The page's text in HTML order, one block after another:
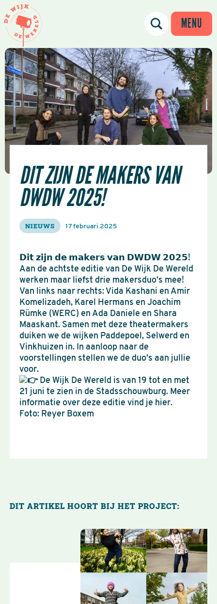
MENU
DIT ZIJN DE MAKERS VAN
DWDW 2025!
NIEUWS 17 februari 2025
𝗗𝗶𝘁 𝘇𝗶𝗷𝗻 𝗱𝗲 𝗺𝗮𝗸𝗲𝗿𝘀 𝘃𝗮𝗻 𝗗𝗪𝗗𝗪 𝟮𝟬𝟮𝟱!
Aan de achtste editie van De Wijk De Wereld
werken maar liefst drie makersduo’s mee!
Van links naar rechts: Vida Kashani en Amir
Komelizadeh, Karel Hermans en Joachim
Rümke (WERC) en Ada Daniele en Shara
Maaskant. Samen met deze theatermakers
duiken we de wijken Paddepoel, Selwerd en
Vinkhuizen in. In aanloop naar de
voorstellingen stellen we de duo’s aan jullie
voor.
De Wijk De Wereld is van 19 tot en met
21 juni te zien in de Stadsschouwburg. Meer
informatie over deze editie vind je hier.
Foto: Reyer Boxem
DIT ARTIKEL HOORT BIJ HET PROJECT: